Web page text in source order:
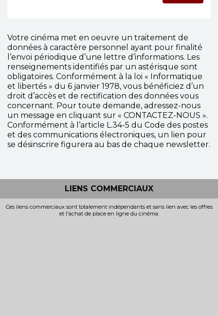
Votre cinéma met en oeuvre un traitement de
données à caractère personnel ayant pour finalité
l’envoi périodique d’une lettre d’informations. Les
renseignements identifiés par un astérisque sont
obligatoires. Conformément à la loi « Informatique
et libertés » du 6 janvier 1978, vous bénéficiez d’un
droit d’accès et de rectification des données vous
concernant. Pour toute demande, adressez-nous
un message en cliquant sur « CONTACTEZ-NOUS ».
Conformément à l’article L.34-5 du Code des postes
et des communications électroniques, un lien pour
se désinscrire figurera au bas de chaque newsletter.
LIENS COMMERCIAUX
Ces liens commerciaux sont totalement indépendants et sans lien avec les offres
et l'achat de place en ligne du cinéma.